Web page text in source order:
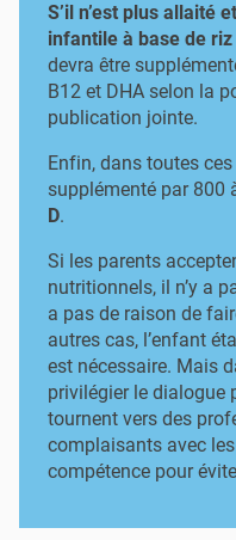
S’il n’est plus allaité
infantile à base de riz
devra être
B12 et DHA selon la
publication jointe.
Enfin, dans toutes
supplémenté par 800
D.
Si les parents
nutritionnels, il n’y a
a pas de raison de
autres cas, l’enfant
est nécessaire. Mais
privilégier le dialogue
tournent vers des
complaisants avec
compétence pour